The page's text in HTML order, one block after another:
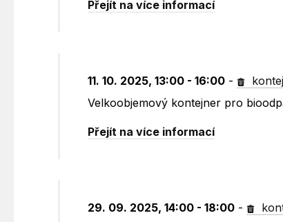
Přejít na více informací
11. 10. 2025, 13:00 - 16:00 -
Velkoobjemový kontejner pro
Přejít na více informací
29. 09. 2025, 14:00 - 18:00 -